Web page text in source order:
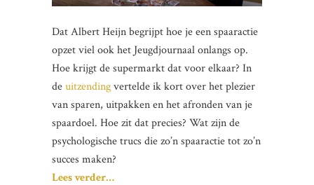
Dat Albert Heijn begrijpt hoe je een spaaractie
opzet viel ook het Jeugdjournaal onlangs op.
Hoe krijgt de supermarkt dat voor elkaar? In
deuitzendingvertelde ik kort over het plezier
van sparen, uitpakken en het afronden van je
spaardoel. Hoe zit dat precies? Wat zijn de
psychologische trucs die zo’n spaaractie tot zo’n
succes maken?
Lees verder…